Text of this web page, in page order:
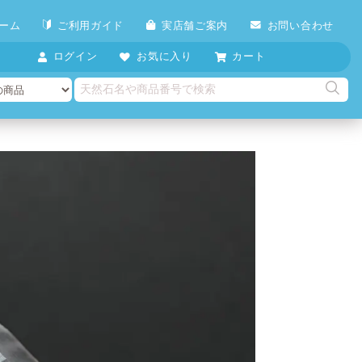
ム ご利用ガイド 実店舗ご案内 お問い合わせ
ログイン お気に入り カート